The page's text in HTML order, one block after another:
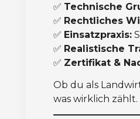
✅ Technische
✅ Rechtliches
✅ Einsatzpraxis:
✅ Realistische
✅ Zertifikat &
Ob du als
was wirklich zählt.